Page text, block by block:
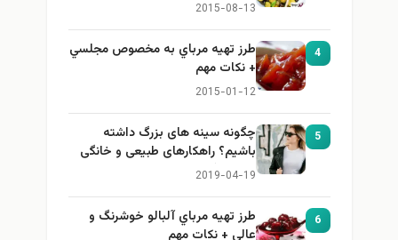
2015-08-13
4
طرز تهيه مرباي به مخصوص مجلسي
+ نكات مهم
2015-01-12
5
چگونه سینه های بزرگ داشته
باشیم؟ راهکارهای طبیعی و خانگی
برای بزرگ کردن سینه
2019-04-19
6
طرز تهيه مرباي آلبالو خوشرنگ و
عالي + نكات مهم